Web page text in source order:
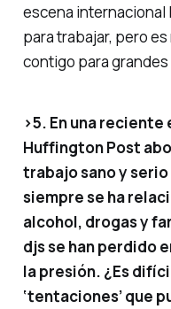
escena internacional
para trabajar, pero
contigo para
>5. En una
Huffington Post
trabajo sano y
siempre se ha
alcohol, drogas y
djs se han perdido
la presión. ¿Es
‘tentaciones’ que